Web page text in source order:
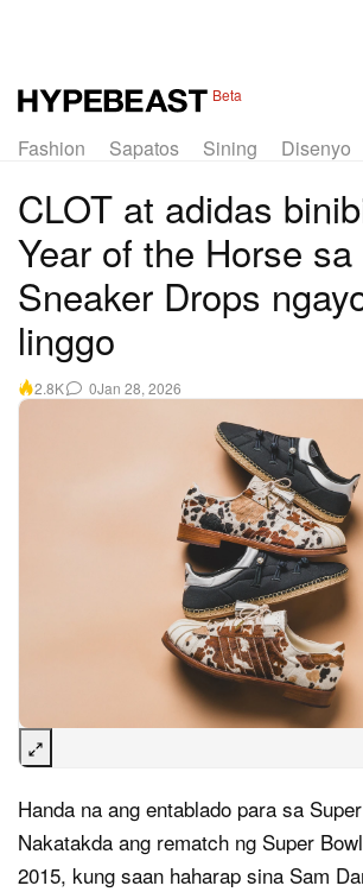
Beta
Fashion Sapatos Sining Disenyo
CLOT at adidas
Year of the Horse
Sneaker Drops
linggo
2.8K 0Jan 28, 2026
Handa na ang entablado para sa
Nakatakda ang rematch ng Super
2015, kung saan haharap sina Sam